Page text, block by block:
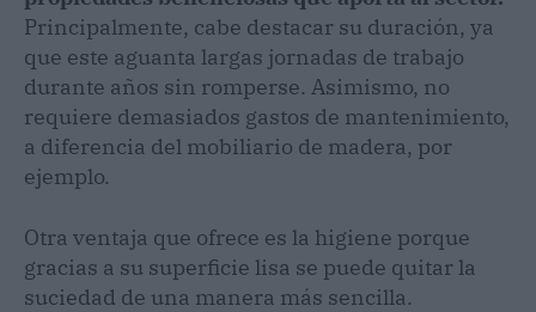
Principalmente, cabe destacar su duración, ya
que este aguanta largas jornadas de trabajo
durante años sin romperse. Asimismo, no
requiere demasiados gastos de mantenimiento,
a diferencia del mobiliario de madera, por
ejemplo.
Otra ventaja que ofrece es la higiene porque
gracias a su superficie lisa se puede quitar la
suciedad de una manera más sencilla.